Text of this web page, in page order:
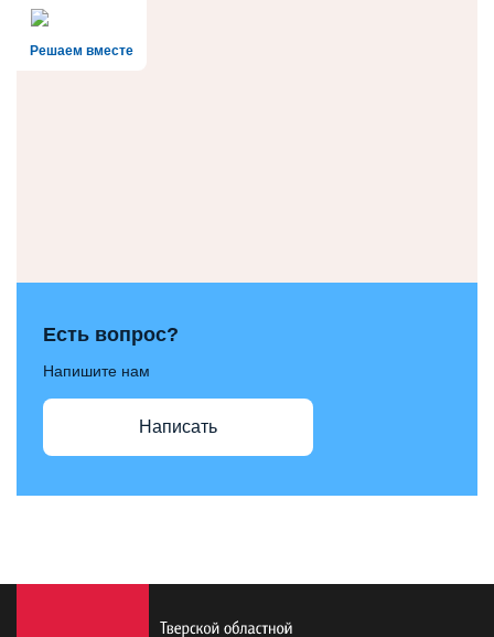
Решаем вместе
Есть вопрос?
Напишите нам
Написать